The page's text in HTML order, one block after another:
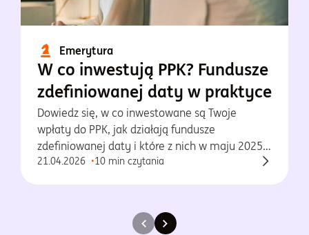
Emerytura
W co inwestują PPK? Fundusze
zdefiniowanej daty w praktyce
Dowiedz się, w co inwestowane są Twoje
wpłaty do PPK, jak działają fundusze
zdefiniowanej daty i które z nich w maju 2025
osiągnęły najlepsze wyniki.
21.04.2026 10 min czytania